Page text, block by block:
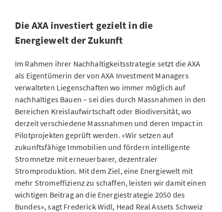
Die AXA investiert gezielt in die
Energiewelt der Zukunft
Im Rahmen ihrer Nachhaltigkeitsstrategie setzt die AXA
als Eigentümerin der von AXA Investment Managers
verwalteten Liegenschaften wo immer möglich auf
nachhaltiges Bauen – sei dies durch Massnahmen in den
Bereichen Kreislaufwirtschaft oder Biodiversität, wo
derzeit verschiedene Massnahmen und deren Impact in
Pilotprojekten geprüft werden. «Wir setzen auf
zukunftsfähige Immobilien und fördern intelligente
Stromnetze mit erneuerbarer, dezentraler
Stromproduktion. Mit dem Ziel, eine Energiewelt mit
mehr Stromeffizienz zu schaffen, leisten wir damit einen
wichtigen Beitrag an die Energiestrategie 2050 des
Bundes», sagt Frederick Widl, Head Real Assets Schweiz